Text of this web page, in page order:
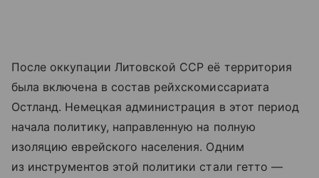
После оккупации Литовской ССР её территория
была включена в состав рейхскомиссариата
Остланд. Немецкая администрация в этот период
начала политику, направленную на полную
изоляцию еврейского населения. Одним
из инструментов этой политики стали гетто —